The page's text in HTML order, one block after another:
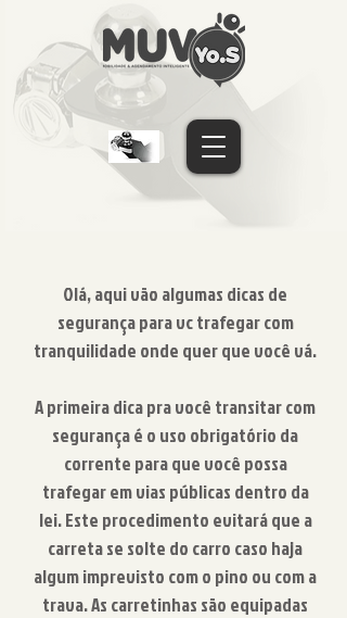
Olá, aqui vão algumas dicas de
segurança para vc trafegar com
tranquilidade onde quer que você vá.
A primeira dica pra você transitar com
segurança é o uso obrigatório da
corrente para que você possa
trafegar em vias públicas dentro da
lei. Este procedimento evitará que a
carreta se solte do carro caso haja
algum imprevisto com o pino ou com a
trava. As carretinhas são equipadas